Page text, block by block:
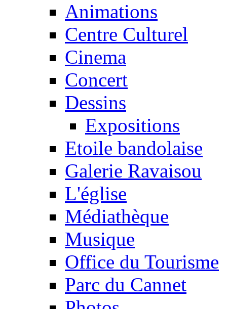
Animations
Centre Culturel
Cinema
Concert
Dessins
Expositions
Etoile bandolaise
Galerie Ravaisou
L'église
Médiathèque
Musique
Office du Tourisme
Parc du Cannet